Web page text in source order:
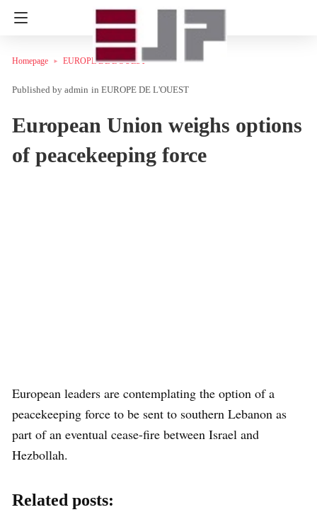
Homepage EUROPE DE L'OUEST
admin in EUROPE DE L'OUEST
European Union weighs options
of peacekeeping force
European leaders are contemplating the option of a
peacekeeping force to be sent to southern Lebanon as
part of an eventual cease-fire between Israel and
Hezbollah.
Related posts: